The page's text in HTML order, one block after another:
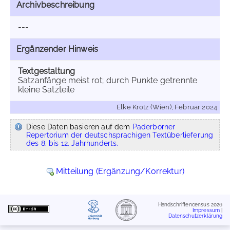
Archivbeschreibung
---
Ergänzender Hinweis
Textgestaltung
Satzanfänge meist rot; durch Punkte getrennte
kleine Satzteile
Elke Krotz (Wien), Februar 2024
Diese Daten basieren auf dem Paderborner
Repertorium der deutschsprachigen Textüberlieferung
des 8. bis 12. Jahrhunderts.
Mitteilung (Ergänzung/Korrektur)
Handschriftencensus 2026
Impressum
Datenschutzerklärung